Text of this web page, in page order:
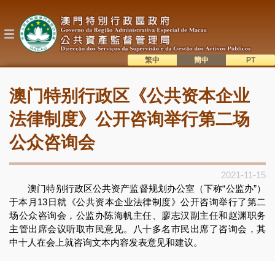
到
内
澳门特别行政区《公共资本企业
法律制度》公开咨询举行第二场
公众咨询会
2021-11-15
澳门特别行政区公共资产监督规划办公室（下称“公监办”）
于本月13日就《公共资本企业法律制度》公开咨询举行了第二
场公众咨询会，公监办陈海帆主任、廖志汉副主任和赵渊职务
主管出席会议听取市民意见。八十多名市民出席了咨询会，其
中十人在会上就咨询文本内容发表意见和建议。